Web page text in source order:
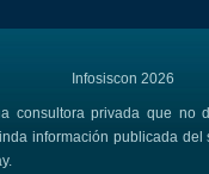
Infosiscon 2026
consultora privada que no
información publicada del